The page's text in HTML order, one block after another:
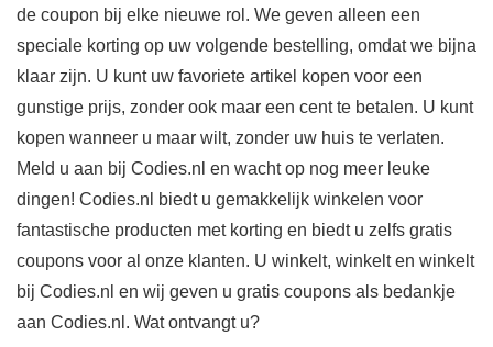
de coupon bij elke nieuwe rol. We geven alleen een
speciale korting op uw volgende bestelling, omdat we bijna
klaar zijn. U kunt uw favoriete artikel kopen voor een
gunstige prijs, zonder ook maar een cent te betalen. U kunt
kopen wanneer u maar wilt, zonder uw huis te verlaten.
Meld u aan bij Codies.nl en wacht op nog meer leuke
dingen! Codies.nl biedt u gemakkelijk winkelen voor
fantastische producten met korting en biedt u zelfs gratis
coupons voor al onze klanten. U winkelt, winkelt en winkelt
bij Codies.nl en wij geven u gratis coupons als bedankje
aan Codies.nl. Wat ontvangt u?